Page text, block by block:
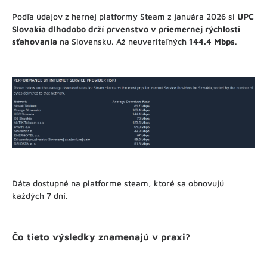
Podľa údajov z hernej platformy Steam z januára 2026 si UPC
Slovakia dlhodobo drží prvenstvo v priemernej rýchlosti
sťahovania na Slovensku. Až neuveriteľných 144.4 Mbps.
Dáta dostupné na platforme steam, ktoré sa obnovujú
každých 7 dní.
Čo tieto výsledky znamenajú v praxi?